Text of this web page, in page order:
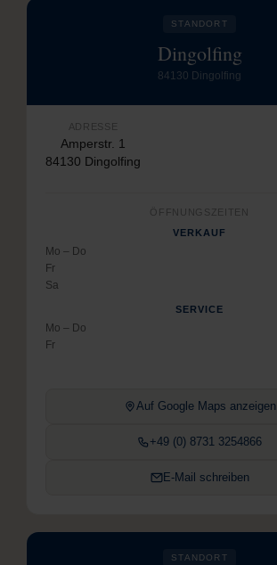
STANDORT
Dingolfing
84130 Dingolfing
ADRESSE
Amperstr. 1
84130 Dingolfing
ÖFFNUNGSZEITEN
VERKAUF
Mo – Do
Fr
Sa
SERVICE
Mo – Do
Fr
Auf Google Maps anzeigen
+49 (0) 8731 3254866
E-Mail schreiben
STANDORT